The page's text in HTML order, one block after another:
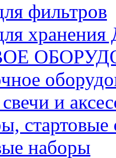
фильтров
и
стартовые
наборы